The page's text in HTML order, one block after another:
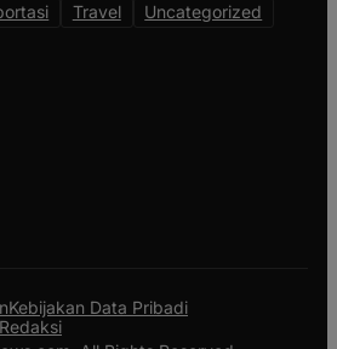
Travel Uncategorized
Kebijakan Data Pribadi
Redaksi